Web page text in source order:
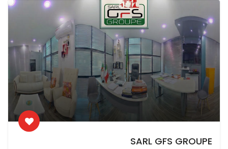
SARL GFS GROUPE